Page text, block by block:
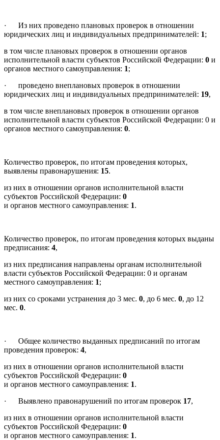
· Из них проведено плановых проверок в отношении
юридических лиц и индивидуальных предпринимателей: 1;
в том числе плановых проверок в отношении органов
исполнительной власти субъектов Российской Федерации: 0 и
органов местного самоуправления: 1;
· проведено внеплановых проверок в отношении
юридических лиц и индивидуальных предпринимателей: 19,
в том числе внеплановых проверок в отношении органов
исполнительной власти субъектов Российской Федерации: 0 и
органов местного самоуправления: 0.
Количество проверок, по итогам проведения которых,
выявлены правонарушения: 15.
из них в отношении органов исполнительной власти
субъектов Российской Федерации: 0
и органов местного самоуправления: 1.
Количество проверок, по итогам проведения которых выданы
предписания: 4,
из них предписания направлены органам исполнительной
власти субъектов Российской Федерации: 0 и органам
местного самоуправления: 1;
из них со сроками устранения до 3 мес. 0, до 6 мес. 0, до 12
мес. 0.
· Общее количество выданных предписаний по итогам
проведения проверок: 4,
из них в отношении органов исполнительной власти
субъектов Российской Федерации: 0
и органов местного самоуправления: 1.
· Выявлено правонарушений по итогам проверок 17,
из них в отношении органов исполнительной власти
субъектов Российской Федерации: 0
и органов местного самоуправления: 1.